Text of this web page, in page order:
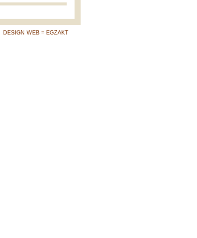
DESIGN WEB = EGZAKT